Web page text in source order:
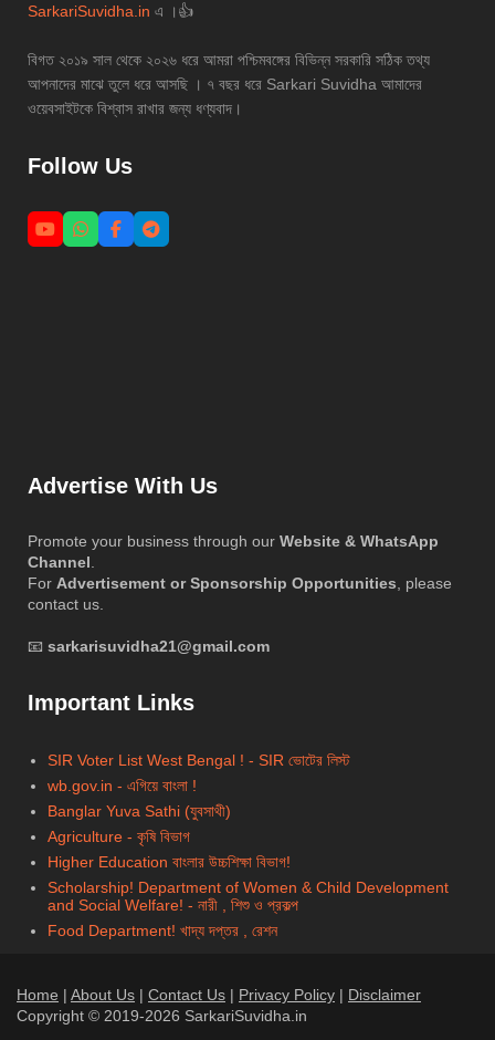
SarkariSuvidha.in এ ।👍
বিগত ২০১৯ সাল থেকে ২০২৬ ধরে আমরা পশ্চিমবঙ্গের বিভিন্ন সরকারি সঠিক তথ্য
আপনাদের মাঝে তুলে ধরে আসছি । ৭ বছর ধরে Sarkari Suvidha আমাদের
ওয়েবসাইটকে বিশ্বাস রাখার জন্য ধণ্যবাদ।
Follow Us
Advertise With Us
Promote your business through our Website & WhatsApp
Channel
For Advertisement or Sponsorship Opportunities , please
contact us.
📧 sarkarisuvidha21@gmail.com
Important Links
SIR Voter List West Bengal ! - SIR ভোটের লিস্ট
wb.gov.in - এগিয়ে বাংলা !
Banglar Yuva Sathi (যুবসাথী)
Agriculture - কৃষি বিভাগ
Higher Education বাংলার উচ্চশিক্ষা বিভাগ!
Scholarship! Department of Women & Child Development
and Social Welfare! - নারী , শিশু ও প্রকল্প
Food Department! খাদ্য দপ্তর , রেশন
Home | About Us | Contact Us | Privacy Policy | Disclaimer
Copyright © 2019-2026 SarkariSuvidha.in